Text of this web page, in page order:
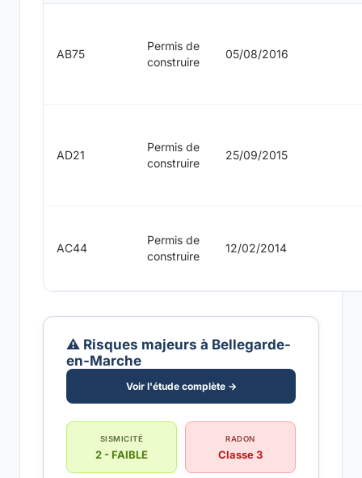
AB75
Permis de
construire
05/08/2016
AD21
Permis de
construire
25/09/2015
AC44
Permis de
construire
12/02/2014
⚠️ Risques majeurs à Bellegarde-
en-Marche
Voir l'étude complète →
SISMICITÉ
2 - FAIBLE
RADON
Classe 3